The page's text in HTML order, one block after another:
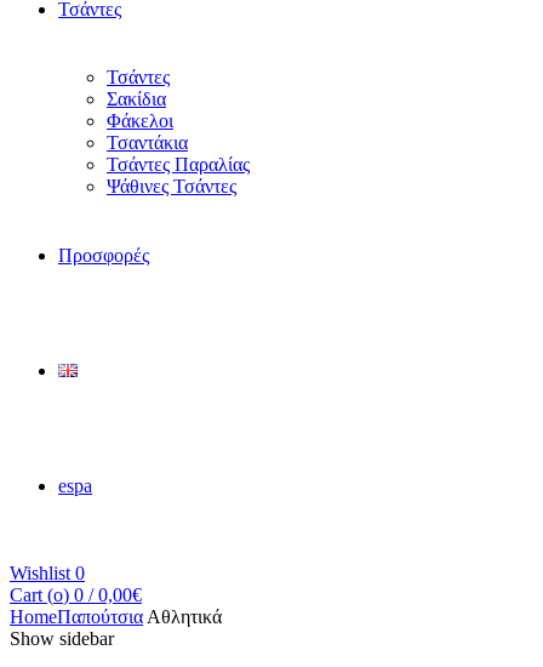
Τσάντες
Τσάντες
Σακίδια
Φάκελοι
Τσαντάκια
Τσάντες Παραλίας
Ψάθινες Τσάντες
Προσφορές
espa
Wishlist 0
Cart (o) 0 / 0,00€
HomeΠαπούτσια Αθλητικά
Show sidebar